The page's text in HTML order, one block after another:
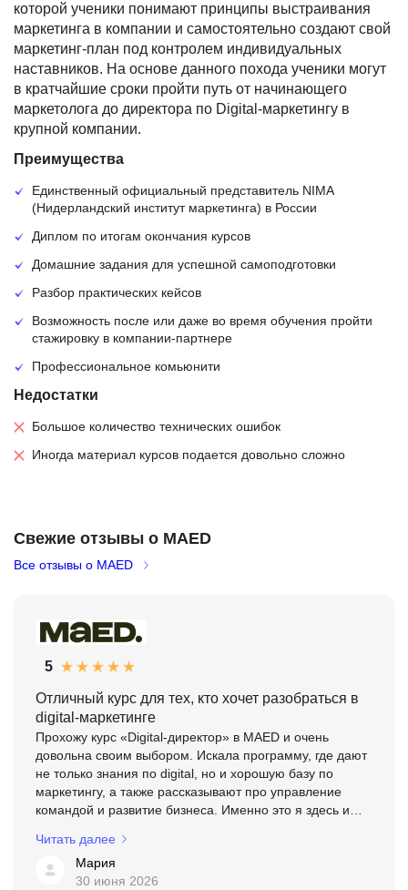
которой ученики понимают принципы выстраивания
маркетинга в компании и самостоятельно создают свой
маркетинг-план под контролем индивидуальных
наставников. На основе данного похода ученики могут
в кратчайшие сроки пройти путь от начинающего
маркетолога до директора по Digital-маркетингу в
крупной компании.
Преимущества
Единственный официальный представитель NIMA
(Нидерландский институт маркетинга) в России
Диплом по итогам окончания курсов
Домашние задания для успешной самоподготовки
Разбор практических кейсов
Возможность после или даже во время обучения пройти
стажировку в компании-партнере
Профессиональное комьюнити
Недостатки
Большое количество технических ошибок
Иногда материал курсов подается довольно сложно
Свежие отзывы о MAED
Все отзывы о MAED
5
Отличный курс для тех, кто хочет разобраться в
digital-маркетинге
Прохожу курс «Digital-директор» в MAED и очень
довольна своим выбором. Искала программу, где дают
не только знания по digital, но и хорошую базу по
маркетингу, а также рассказывают про управление
командой и развитие бизнеса. Именно это я здесь и
это ...
Читать далее
Мария
30 июня 2026